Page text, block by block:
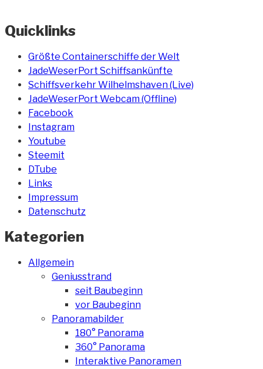
Quicklinks
Größte Containerschiffe der Welt
JadeWeserPort Schiffsankünfte
Schiffsverkehr Wilhelmshaven (Live)
JadeWeserPort Webcam (Offline)
Facebook
Instagram
Youtube
Steemit
DTube
Links
Impressum
Datenschutz
Kategorien
Allgemein
Geniusstrand
seit Baubeginn
vor Baubeginn
Panoramabilder
180° Panorama
360° Panorama
Interaktive Panoramen